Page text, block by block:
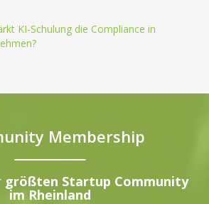
KI-Schulung die Compliance in
Membership
größten Startup Community
im Rheinland